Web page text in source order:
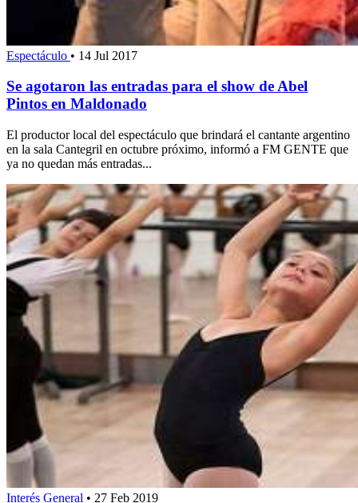
Espectáculo • 14 Jul 2017
Se agotaron las entradas para el show de Abel
Pintos en Maldonado
El productor local del espectáculo que brindará el cantante argentino
en la sala Cantegril en octubre próximo, informó a FM GENTE que
ya no quedan más entradas...
Interés General • 27 Feb 2019